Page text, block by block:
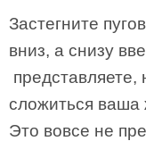
Застегните
вниз, а снизу
представляете,
сложиться ваша
Это вовсе не